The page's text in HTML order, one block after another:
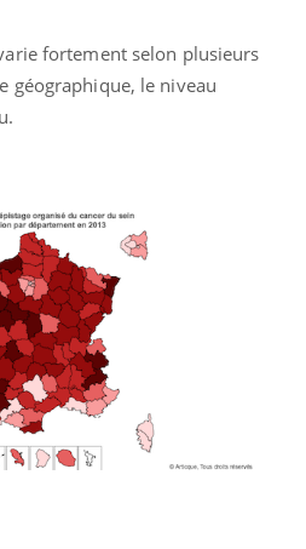
fortement selon plusieurs
géographique, le niveau